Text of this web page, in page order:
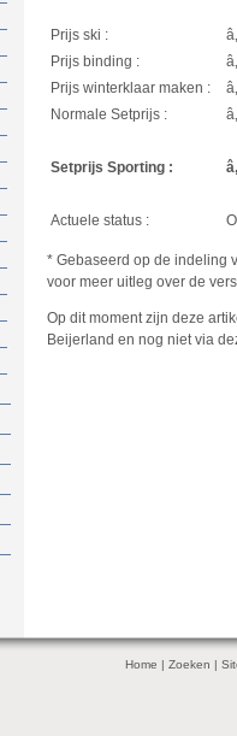
Prijs ski :
Prijs binding :
Prijs winterklaar maken :
Normale Setprijs :
Setprijs Sporting :
Actuele status :
* Gebaseerd op de indeling
voor meer uitleg over de
Op dit moment zijn deze
Beijerland en nog niet via
Home | Zoeken |